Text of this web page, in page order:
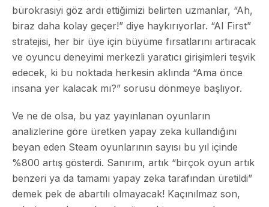
bürokrasiyi göz ardı ettiğimizi belirten uzmanlar, “Ah,
biraz daha kolay geçer!” diye haykırıyorlar. “AI First”
stratejisi, her bir üye için büyüme fırsatlarını artıracak
ve oyuncu deneyimi merkezli yaratıcı girişimleri teşvik
edecek, ki bu noktada herkesin aklında “Ama önce
insana yer kalacak mı?” sorusu dönmeye başlıyor.
Ve ne de olsa, bu yaz yayınlanan oyunların
analizlerine göre üretken yapay zeka kullandığını
beyan eden Steam oyunlarının sayısı bu yıl içinde
%800 artış gösterdi. Sanırım, artık “birçok oyun artık
benzeri ya da tamamı yapay zeka tarafından üretildi”
demek pek de abartılı olmayacak! Kaçınılmaz son,